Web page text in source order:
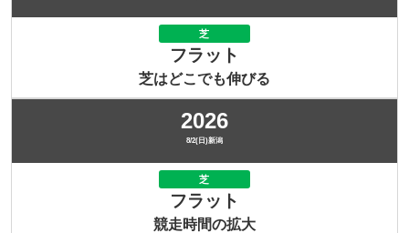
芝
フラット
芝はどこでも伸びる
2026
8/2(日)新潟
芝
フラット
競走時間の拡大